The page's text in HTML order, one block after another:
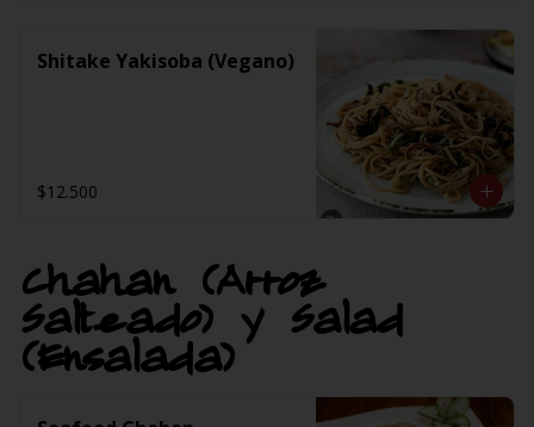
Shitake Yakisoba (Vegano)
$12.500
Chahan (Arroz
Salteado) y Salad
(Ensalada)